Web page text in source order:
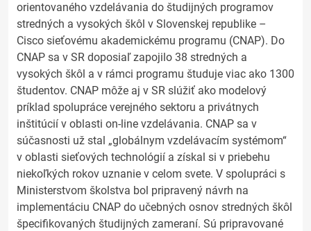
orientovaného vzdelávania do študijných programov
stredných a vysokých škôl v Slovenskej republike –
Cisco sieťovému akademickému programu (CNAP). Do
CNAP sa v SR doposiaľ zapojilo 38 stredných a
vysokých škôl a v rámci programu študuje viac ako 1300
študentov. CNAP môže aj v SR slúžiť ako modelový
príklad spolupráce verejného sektoru a privátnych
inštitúcií v oblasti on-line vzdelávania. CNAP sa v
súčasnosti už stal „globálnym vzdelávacím systémom“
v oblasti sieťových technológií a získal si v priebehu
niekoľkých rokov uznanie v celom svete. V spolupráci s
Ministerstvom školstva bol pripravený návrh na
implementáciu CNAP do učebných osnov stredných škôl
špecifikovaných študijných zameraní. Sú pripravované